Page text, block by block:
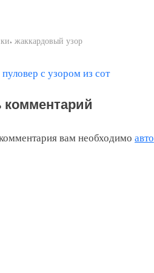
, жаккардовый узор
с узором из сот
вам необходимо